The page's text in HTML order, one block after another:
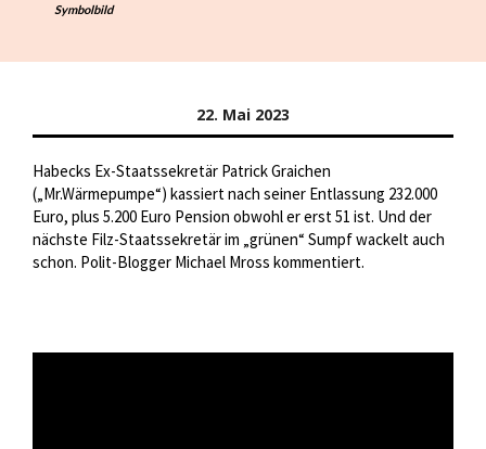
Symbolbild
22. Mai 2023
Habecks Ex-Staatssekretär Patrick Graichen
(„Mr.Wärmepumpe“) kassiert nach seiner Entlassung 232.000
Euro, plus 5.200 Euro Pension obwohl er erst 51 ist. Und der
nächste Filz-Staatssekretär im „grünen“ Sumpf wackelt auch
schon. Polit-Blogger Michael Mross kommentiert.